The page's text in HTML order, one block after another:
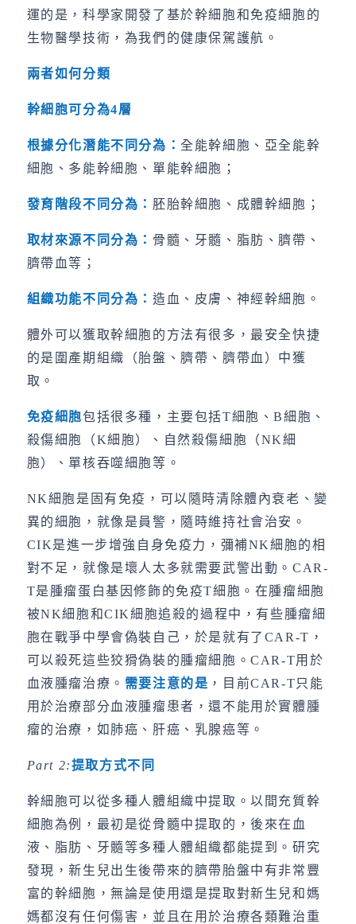
運的是，科學家開發了基於幹細胞和免疫細胞的
生物醫學技術，為我們的健康保駕護航。
兩者如何分類
幹細胞可分為4層
根據分化潛能不同分為：全能幹細胞、亞全能幹
細胞、多能幹細胞、單能幹細胞；
發育階段不同分為： 胚胎幹細胞、成體幹細胞；
取材來源不同分為： 骨髓、牙髓、脂肪、臍帶、
臍帶血等；
組織功能不同分為： 造血、皮膚、神經幹細胞。
體外可以獲取幹細胞的方法有很多，最安全快捷
的是圍產期組織（胎盤、臍帶、臍帶血）中獲
取。
免疫細胞包括很多種，主要包括T細胞、B細胞、
殺傷細胞（K細胞）、自然殺傷細胞（NK細
胞）、單核吞噬細胞等。
NK細胞是固有免疫，可以隨時清除體內衰老、變
異的細胞，就像是員警，隨時維持社會治安。
CIK是進一步增強自身免疫力，彌補NK細胞的相
對不足，就像是壞人太多就需要武警出動。CAR-
T是腫瘤蛋白基因修飾的免疫T細胞。在腫瘤細胞
被NK細胞和CIK細胞追殺的過程中，有些腫瘤細
胞在戰爭中學會偽裝自己，於是就有了CAR-T，
可以殺死這些狡猾偽裝的腫瘤細胞。CAR-T用於
血液腫瘤治療。 需要注意的是 ，目前CAR-T只能
用於治療部分血液腫瘤患者，還不能用於實體腫
瘤的治療，如肺癌、肝癌、乳腺癌等。
Part 2:提取方式不同
幹細胞可以從多種人體組織中提取。以間充質幹
細胞為例，最初是從骨髓中提取的，後來在血
液、脂肪、牙髓等多種人體組織都能提到。研究
發現，新生兒出生後帶來的臍帶胎盤中有非常豐
富的幹細胞，無論是使用還是提取對新生兒和媽
媽都沒有任何傷害，並且在用於治療各類難治重